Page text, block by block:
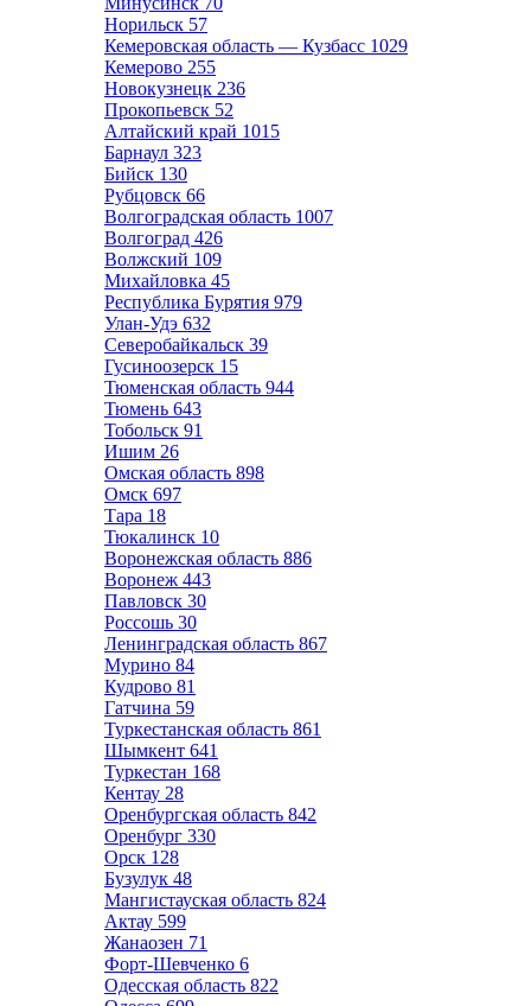
Норильск 57
Кемеровская область — Кузбасс 1029
Кемерово 255
Новокузнецк 236
Прокопьевск 52
Алтайский край 1015
Барнаул 323
Бийск 130
Рубцовск 66
Волгоградская область 1007
Волгоград 426
Волжский 109
Михайловка 45
Республика Бурятия 979
Улан-Удэ 632
Северобайкальск 39
Гусиноозерск 15
Тюменская область 944
Тюмень 643
Тобольск 91
Ишим 26
Омская область 898
Омск 697
Тара 18
Тюкалинск 10
Воронежская область 886
Воронеж 443
Павловск 30
Россошь 30
Ленинградская область 867
Мурино 84
Кудрово 81
Гатчина 59
Туркестанская область 861
Шымкент 641
Туркестан 168
Кентау 28
Оренбургская область 842
Оренбург 330
Орск 128
Бузулук 48
Мангистауская область 824
Актау 599
Жанаозен 71
Форт-Шевченко 6
Одесская область 822